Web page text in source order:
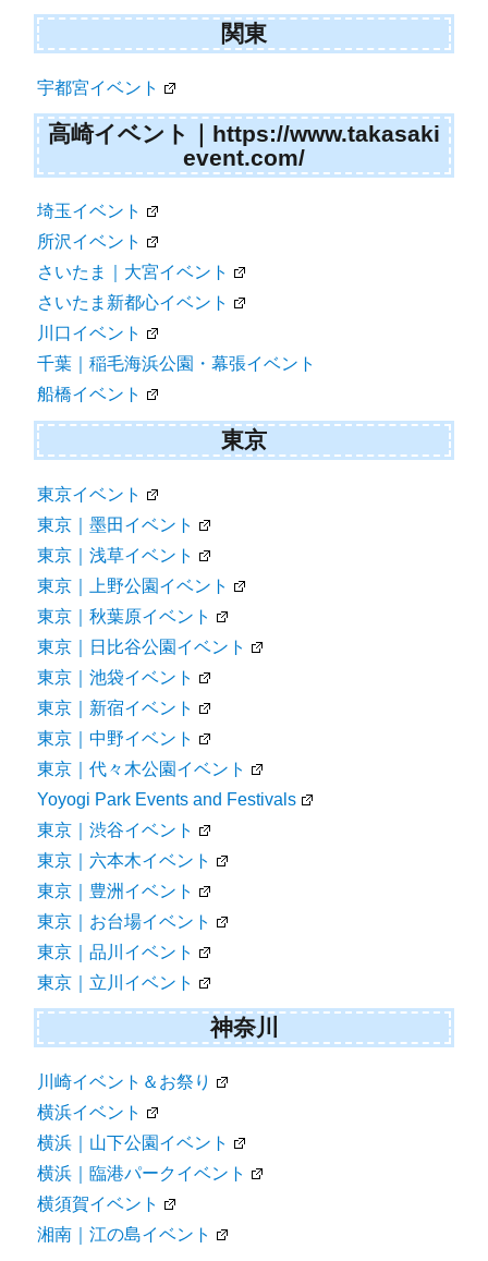
関東
宇都宮イベント
高崎イベント｜https://www.takasaki
event.com/
埼玉イベント
所沢イベント
さいたま｜大宮イベント
さいたま新都心イベント
川口イベント
千葉｜稲毛海浜公園・幕張イベント
船橋イベント
東京
東京イベント
東京｜墨田イベント
東京｜浅草イベント
東京｜上野公園イベント
東京｜秋葉原イベント
東京｜日比谷公園イベント
東京｜池袋イベント
東京｜新宿イベント
東京｜中野イベント
東京｜代々木公園イベント
Yoyogi Park Events and Festivals
東京｜渋谷イベント
東京｜六本木イベント
東京｜豊洲イベント
東京｜お台場イベント
東京｜品川イベント
東京｜立川イベント
神奈川
川崎イベント＆お祭り
横浜イベント
横浜｜山下公園イベント
横浜｜臨港パークイベント
横須賀イベント
湘南｜江の島イベント